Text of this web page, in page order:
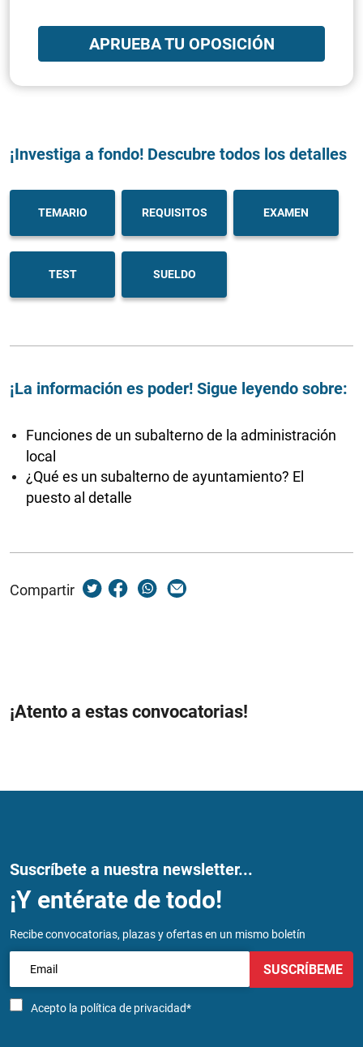
APRUEBA TU OPOSICIÓN
¡Investiga a fondo! Descubre todos los detalles
TEMARIO REQUISITOS EXAMEN
TEST SUELDO
¡La información es poder! Sigue leyendo sobre:
Funciones de un subalterno de la administración
local
¿Qué es un subalterno de ayuntamiento? El
puesto al detalle
Compartir
¡Atento a estas convocatorias!
Suscríbete a nuestra newsletter...
¡Y entérate de todo!
Recibe convocatorias, plazas y ofertas en un mismo boletín
Acepto la política de privacidad*
SUSCRÍBEME